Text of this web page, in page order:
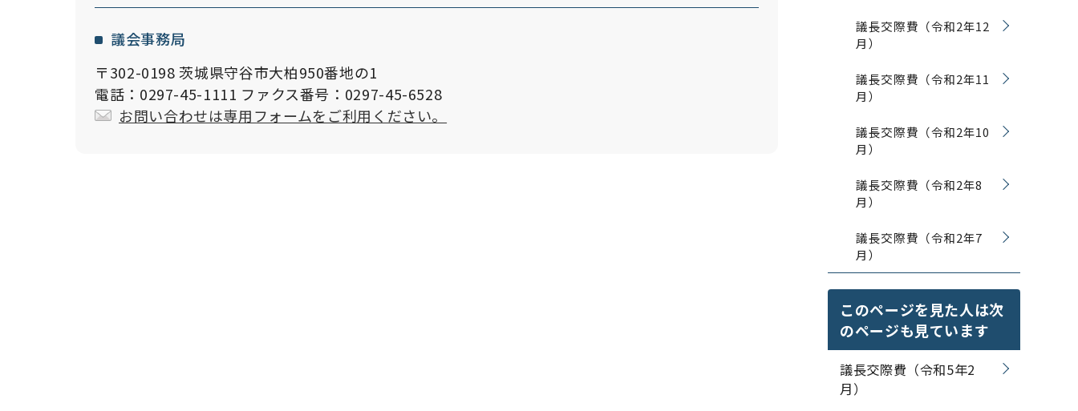
議会事務局
〒302-0198 茨城県守谷市大柏950番地の1
電話：0297-45-1111 ファクス番号：0297-45-6528
お問い合わせは専用フォームをご利用ください。
議長交際費（令和2年12
月）
議長交際費（令和2年11
月）
議長交際費（令和2年10
月）
議長交際費（令和2年8
月）
議長交際費（令和2年7
月）
このページを見た人は次
のページも見ています
議長交際費（令和5年2
月）